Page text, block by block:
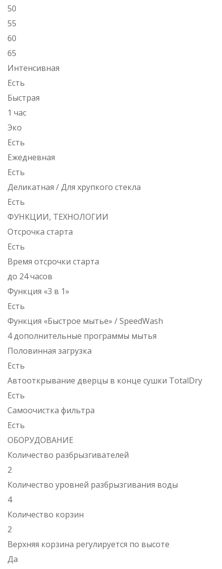
50
55
60
65
Интенсивная
Есть
Быстрая
1 час
Эко
Есть
Ежедневная
Есть
Деликатная / Для хрупкого стекла
Есть
ФУНКЦИИ, ТЕХНОЛОГИИ
Отсрочка старта
Есть
Время отсрочки старта
до 24 часов
Функция «3 в 1»
Есть
Функция «Быстрое мытье» / SpeedWash
4 дополнительные программы мытья
Половинная загрузка
Есть
Автооткрывание дверцы в конце сушки TotalDry
Есть
Самоочистка фильтра
Есть
ОБОРУДОВАНИЕ
Количество разбрызгивателей
2
Количество уровней разбрызгивания воды
4
Количество корзин
2
Верхняя корзина регулируется по высоте
Да